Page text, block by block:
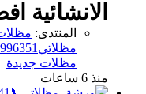
الانشائية
المنتدى:
مظلات جديدة
منذ 6 ساعات